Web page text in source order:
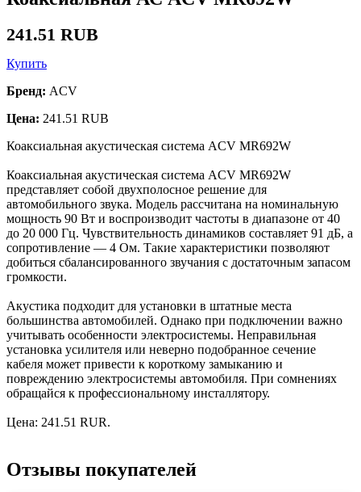
241.51 RUB
Купить
Бренд: ACV
Цена: 241.51 RUB
Коаксиальная акустическая система ACV MR692W
Коаксиальная акустическая система ACV MR692W
представляет собой двухполосное решение для
автомобильного звука. Модель рассчитана на номинальную
мощность 90 Вт и воспроизводит частоты в диапазоне от 40
до 20 000 Гц. Чувствительность динамиков составляет 91 дБ, а
сопротивление — 4 Ом. Такие характеристики позволяют
добиться сбалансированного звучания с достаточным запасом
громкости.
Акустика подходит для установки в штатные места
большинства автомобилей. Однако при подключении важно
учитывать особенности электросистемы. Неправильная
установка усилителя или неверно подобранное сечение
кабеля может привести к короткому замыканию и
повреждению электросистемы автомобиля. При сомнениях
обращайся к профессиональному инсталлятору.
Цена: 241.51 RUR.
Отзывы покупателей